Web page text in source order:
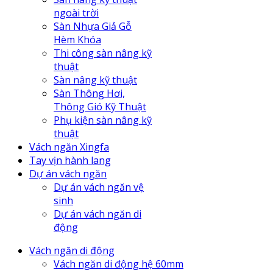
ngoài trời
Sàn Nhựa Giả Gỗ
Hèm Khóa
Thi công sàn nâng kỹ
thuật
Sàn nâng kỹ thuật
Sàn Thông Hơi,
Thông Gió Kỹ Thuật
Phụ kiện sàn nâng kỹ
thuật
Vách ngăn Xingfa
Tay vịn hành lang
Dự án vách ngăn
Dự án vách ngăn vệ
sinh
Dự án vách ngăn di
động
Vách ngăn di động
Vách ngăn di động hệ 60mm